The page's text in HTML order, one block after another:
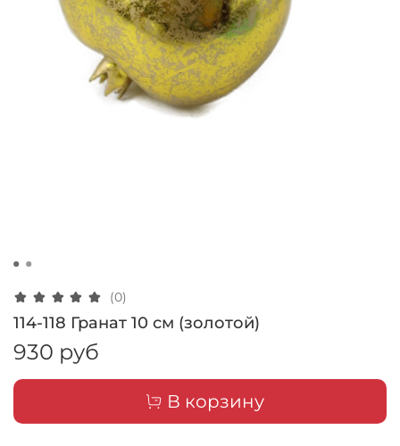
(0)
114-118 Гранат 10 см (золотой)
930 руб
В корзину